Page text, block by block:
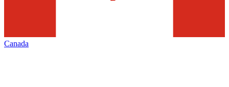
Canada